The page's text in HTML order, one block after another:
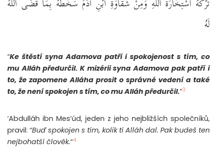
لَهُ
“Ke štěstí syna Adamova patří i spokojenost s tím, co
mu Alláh předurčil. K mizérii syna Adamova pak patří i
to, že zapomene Alláha prosit o správné vedení a také
to, že není spokojen s tím, co mu Alláh předurčil.”3
‘Abdulláh ibn Mes’úd, jeden z jeho nejbližších společníků,
pravil: “Buď spokojen s tím, kolik ti Alláh dal. Pak budeš ten
nejbohatší člověk.“4